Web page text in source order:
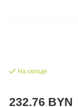
На складе
232.76 BYN